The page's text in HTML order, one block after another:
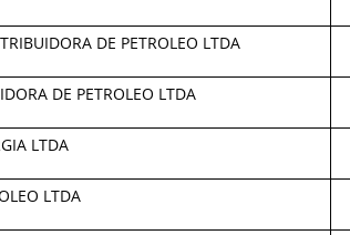
DE PETROLEO LTDA
DE PETROLEO LTDA
LTDA
LTDA